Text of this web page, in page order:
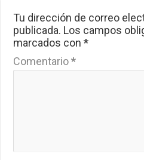
Tu dirección de correo
publicada. Los campos
marcados con*
Comentario*